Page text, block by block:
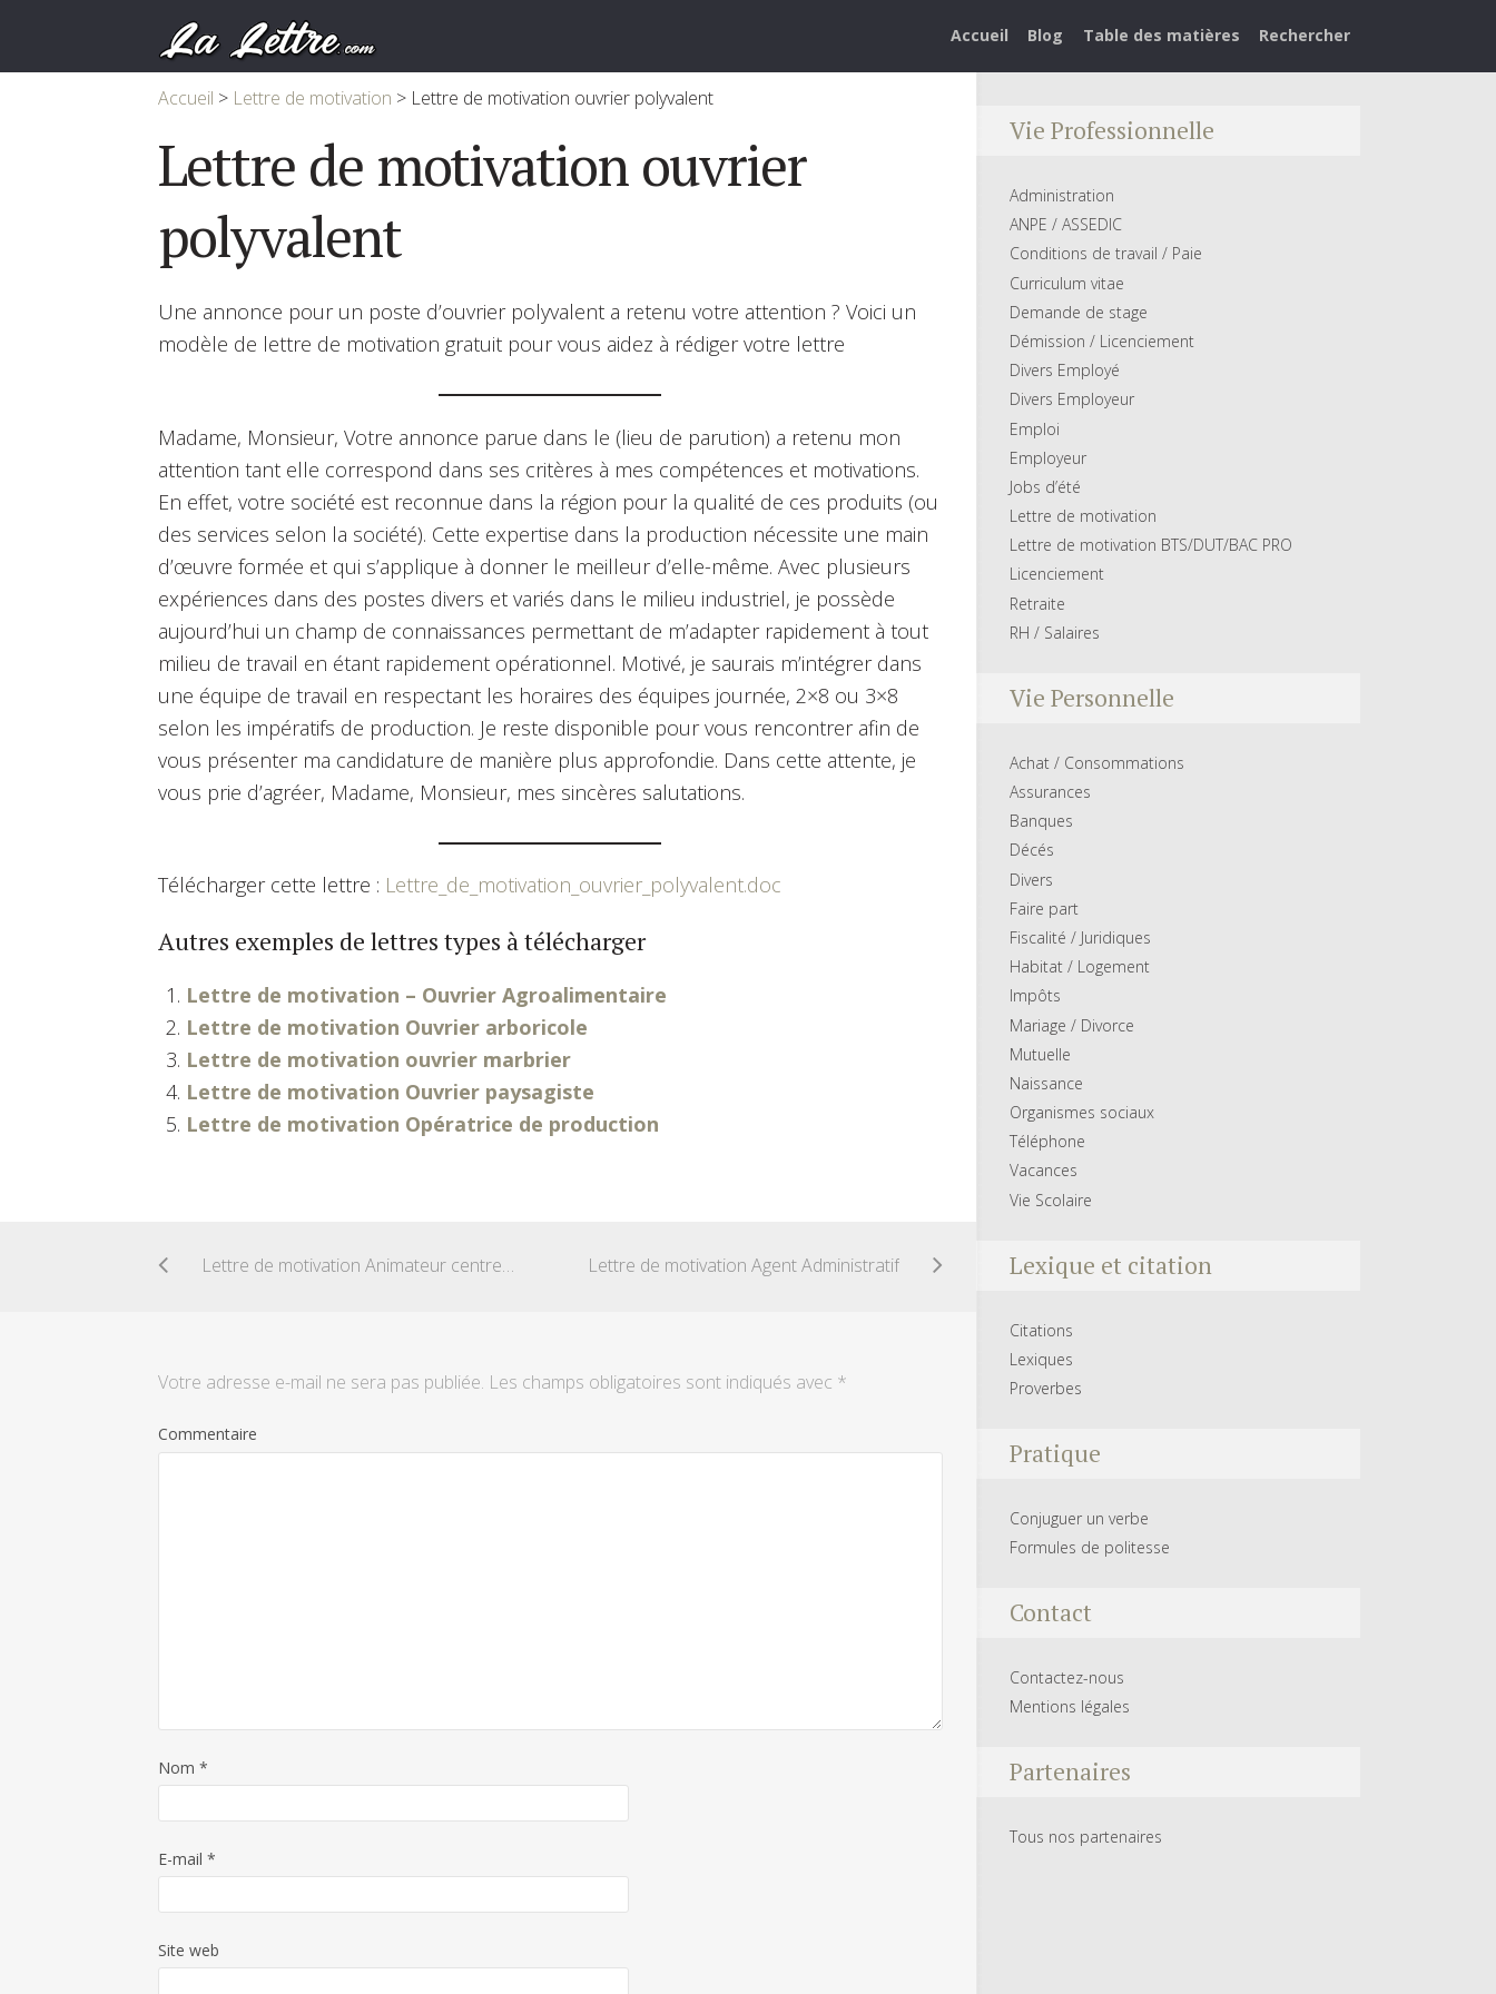
Accueil Blog Table des matières Rechercher
Accueil > Lettre de motivation > Lettre de motivation ouvrier polyvalent
Lettre de motivation ouvrier
polyvalent
Une annonce pour un poste d’ouvrier polyvalent a retenu votre attention ? Voici un
modèle de lettre de motivation gratuit pour vous aidez à rédiger votre lettre
Madame, Monsieur, Votre annonce parue dans le (lieu de parution) a retenu mon
attention tant elle correspond dans ses critères à mes compétences et motivations.
En effet, votre société est reconnue dans la région pour la qualité de ces produits (ou
des services selon la société). Cette expertise dans la production nécessite une main
d’œuvre formée et qui s’applique à donner le meilleur d’elle-même. Avec plusieurs
expériences dans des postes divers et variés dans le milieu industriel, je possède
aujourd’hui un champ de connaissances permettant de m’adapter rapidement à tout
milieu de travail en étant rapidement opérationnel. Motivé, je saurais m’intégrer dans
une équipe de travail en respectant les horaires des équipes journée, 2×8 ou 3×8
selon les impératifs de production. Je reste disponible pour vous rencontrer afin de
vous présenter ma candidature de manière plus approfondie. Dans cette attente, je
vous prie d’agréer, Madame, Monsieur, mes sincères salutations.
Télécharger cette lettre : Lettre_de_motivation_ouvrier_polyvalent.doc
Autres exemples de lettres types à télécharger
Lettre de motivation – Ouvrier Agroalimentaire
Lettre de motivation Ouvrier arboricole
Lettre de motivation ouvrier marbrier
Lettre de motivation Ouvrier paysagiste
Lettre de motivation Opératrice de production
Lettre de motivation Animateur centre aéré Lettre de motivation Agent Administratif
Votre adresse e-mail ne sera pas publiée. Les champs obligatoires sont indiqués avec *
Commentaire
Nom *
E-mail *
Site web
Vie Professionnelle
Administration
ANPE / ASSEDIC
Conditions de travail / Paie
Curriculum vitae
Demande de stage
Démission / Licenciement
Divers Employé
Divers Employeur
Emploi
Employeur
Jobs d’été
Lettre de motivation
Lettre de motivation BTS/DUT/BAC PRO
Licenciement
Retraite
RH / Salaires
Vie Personnelle
Achat / Consommations
Assurances
Banques
Décés
Divers
Faire part
Fiscalité / Juridiques
Habitat / Logement
Impôts
Mariage / Divorce
Mutuelle
Naissance
Organismes sociaux
Téléphone
Vacances
Vie Scolaire
Lexique et citation
Citations
Lexiques
Proverbes
Pratique
Conjuguer un verbe
Formules de politesse
Contact
Contactez-nous
Mentions légales
Partenaires
Tous nos partenaires